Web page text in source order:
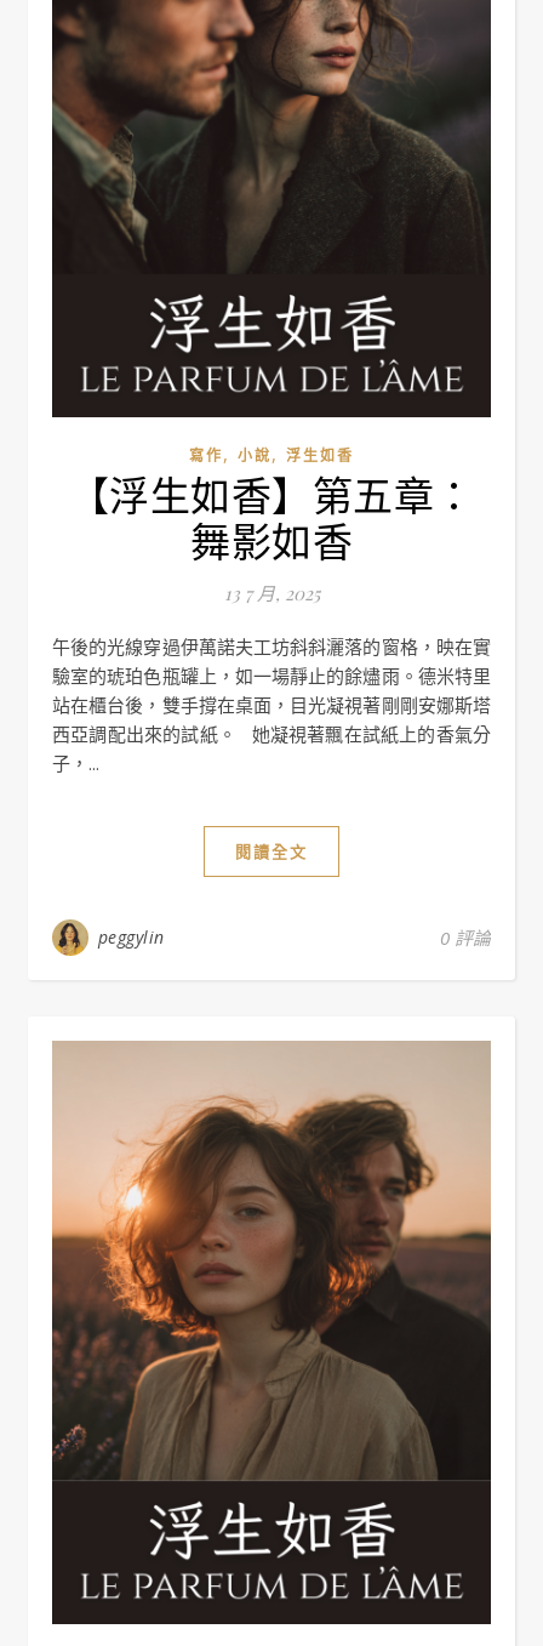
寫作, 小說, 浮生如香
【浮生如香】第五章：
舞影如香
13 7 月, 2025
午後的光線穿過伊萬諾夫工坊斜斜灑落的窗格，映在實
驗室的琥珀色瓶罐上，如一場靜止的餘燼雨。德米特里
站在櫃台後，雙手撐在桌面，目光凝視著剛剛安娜斯塔
西亞調配出來的試紙。 她凝視著飄在試紙上的香氣分
子，...
閱讀全文
peggylin 0 評論